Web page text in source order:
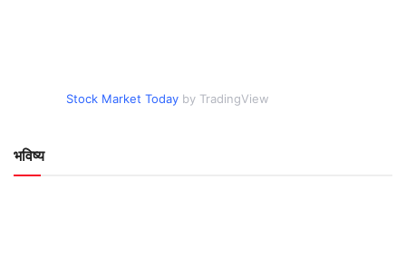
Stock Market Today by TradingView
भविष्य